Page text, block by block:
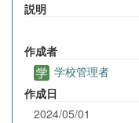
説明
作成者
学校管理者
作成日
2024/05/01